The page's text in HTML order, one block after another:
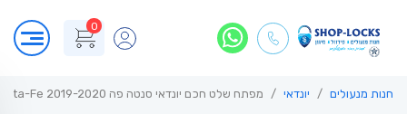
0
חנות מנעולים יונדאי מפתח שלט חכם יונדאי סנטה פה Hyundai Santa-Fe 2019-2020